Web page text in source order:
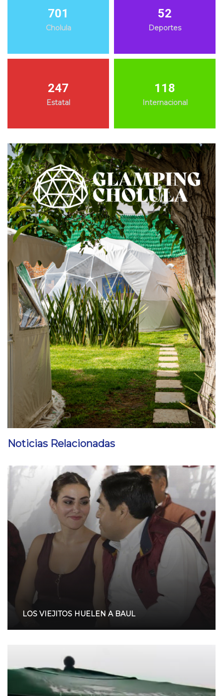
701
Cholula
52
Deportes
247
Estatal
118
Internacional
Noticias Relacionadas
LOS VIEJITOS HUELEN A BAUL